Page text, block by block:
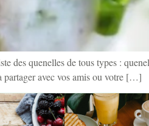
des quenelles de tous types :
partager avec vos amis ou votre […]